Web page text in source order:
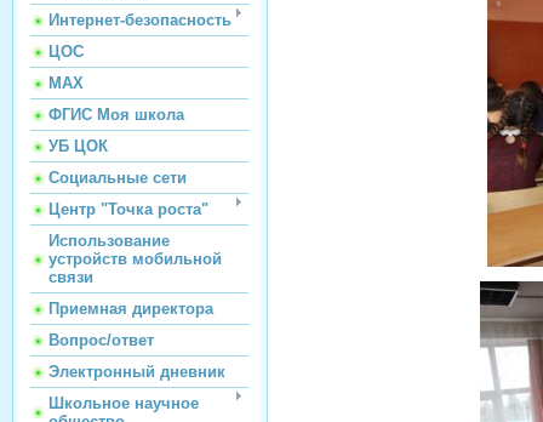
Интернет-безопасность
ЦОС
МАХ
ФГИС Моя школа
УБ ЦОК
Социальные сети
Центр "Точка роста"
Использование
устройств мобильной
связи
Приемная директора
Вопрос/ответ
Электронный дневник
Школьное научное